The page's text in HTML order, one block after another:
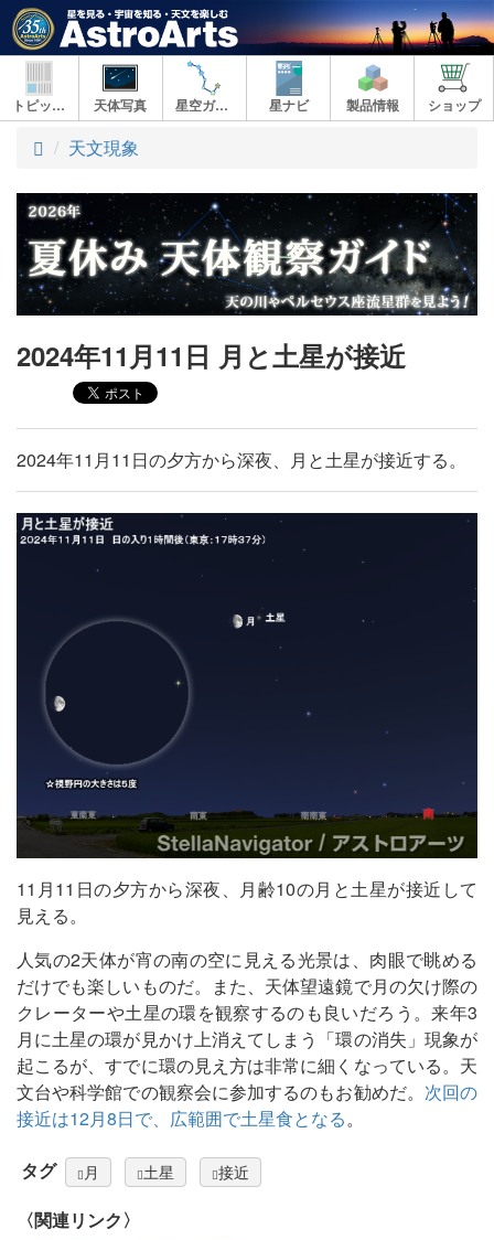
トピックス 天体写真 星空ガイド 星ナビ 製品情報 ショップ
ト
プ
天文現象
2024年11月11日 月と土星が接近
2024年11月11日の夕方から深夜、月と土星が接近する。
11月11日の夕方から深夜、月齢10の月と土星が接近して
見える。
人気の2天体が宵の南の空に見える光景は、肉眼で眺める
だけでも楽しいものだ。また、天体望遠鏡で月の欠け際の
クレーターや土星の環を観察するのも良いだろう。来年3
月に土星の環が見かけ上消えてしまう「環の消失」現象が
起こるが、すでに環の見え方は非常に細くなっている。天
文台や科学館での観察会に参加するのもお勧めだ。 次回の
接近は12月8日で、広範囲で土星食となる。
タグ 月 土星 接近
〈関連リンク〉